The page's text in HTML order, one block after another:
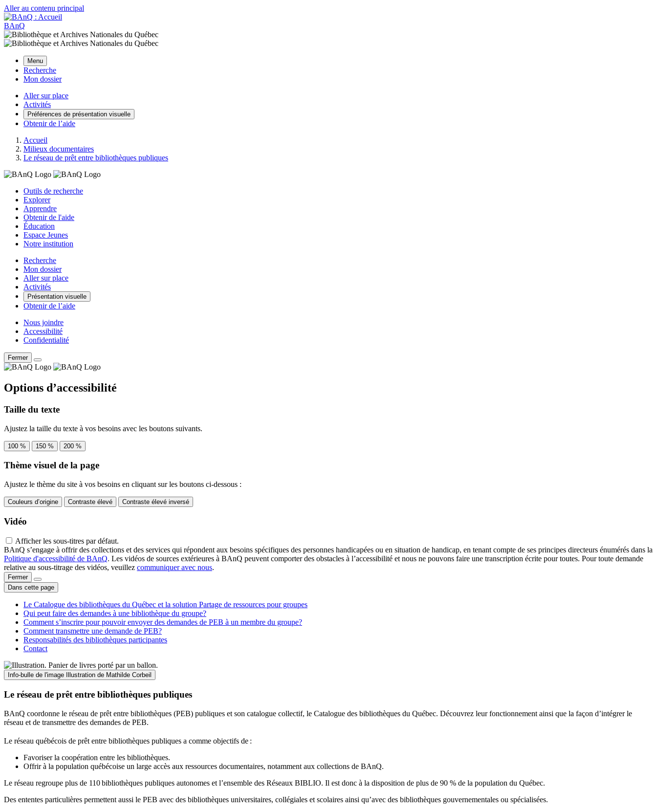
Aller au contenu principal
BAnQ
Menu
Recherche
Mon dossier
Aller sur place
Activités
Préférences de présentation visuelle
Obtenir de l’aide
Accueil
Milieux documentaires
Le réseau de prêt entre bibliothèques publiques
Outils de recherche
Explorer
Apprendre
Obtenir de l'aide
Éducation
Espace Jeunes
Notre institution
Recherche
Mon dossier
Aller sur place
Activités
Présentation visuelle
Obtenir de l’aide
Nous joindre
Accessibilité
Confidentialité
Fermer
Options d’accessibilité
Taille du texte
Ajustez la taille du texte à vos besoins avec les boutons suivants.
100 % 150 % 200 %
Thème visuel de la page
Ajustez le thème du site à vos besoins en cliquant sur les boutons ci-dessous :
Couleurs d’origine Contraste élevé Contraste élevé inversé
Vidéo
Afficher les sous-titres par défaut.
BAnQ s’engage à offrir des collections et des services qui répondent aux besoins spécifiques des personnes handicapées ou en situation de handicap, en tenant compte de ses principes directeurs énumérés dans la
Politique d'accessibilité de BAnQ. Les vidéos de sources extérieures à BAnQ peuvent comporter des obstacles à l’accessibilité et nous ne pouvons faire une transcription écrite pour toutes. Pour toute demande
relative au sous-titrage des vidéos, veuillez communiquer avec nous.
Fermer
Dans cette page
Le Catalogue des bibliothèques du Québec et la solution Partage de ressources pour groupes
Qui peut faire des demandes à une bibliothèque du groupe?
Comment s’inscrire pour pouvoir envoyer des demandes de PEB à un membre du groupe?
Comment transmettre une demande de PEB?
Responsabilités des bibliothèques participantes
Contact
Info-bulle de l'image Illustration de Mathilde Corbeil
Le réseau de prêt entre bibliothèques publiques
BAnQ coordonne le réseau de prêt entre bibliothèques (PEB) publiques et son catalogue collectif, le Catalogue des bibliothèques du Québec. Découvrez leur fonctionnement ainsi que la façon d’intégrer le
réseau et de transmettre des demandes de PEB.
Le réseau québécois de prêt entre bibliothèques publiques a comme objectifs de :
Favoriser la coopération entre les bibliothèques.
Offrir à la population québécoise un large accès aux ressources documentaires, notamment aux collections de BAnQ.
Le réseau regroupe plus de 110bibliothèques publiques autonomes et l’ensemble des Réseaux BIBLIO. Il est donc à la disposition de plus de 90 % de la population du Québec.
Des ententes particulières permettent aussi le PEB avec des bibliothèques universitaires, collégiales et scolaires ainsi qu’avec des bibliothèques gouvernementales ou spécialisées.